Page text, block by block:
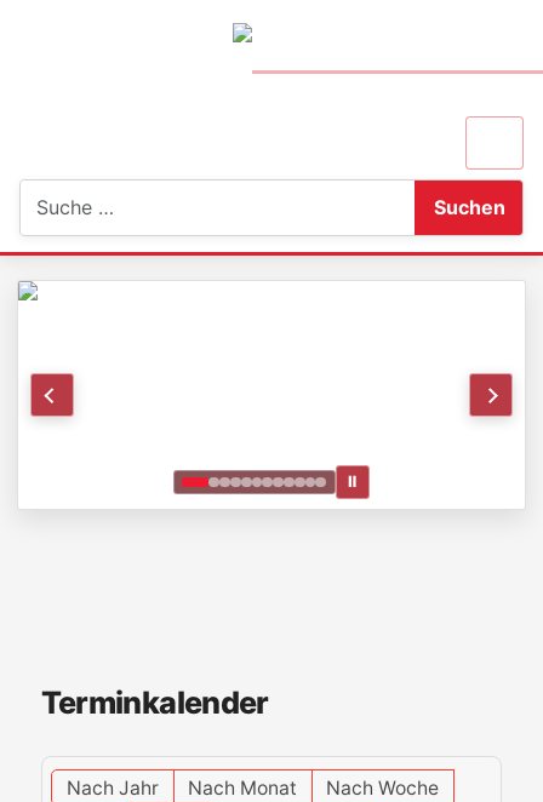
Suchen
Ⅱ
Terminkalender
Nach Jahr Nach Monat
Nach Woche